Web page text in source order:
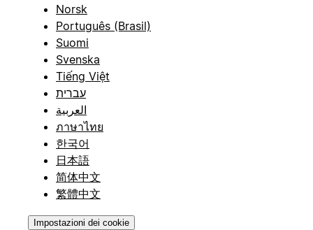
Norsk
Português (Brasil)
Suomi
Svenska
Tiếng Việt
עברית
العربية
ภาษาไทย
한국어
日本語
简体中文
繁體中文
Impostazioni dei cookie